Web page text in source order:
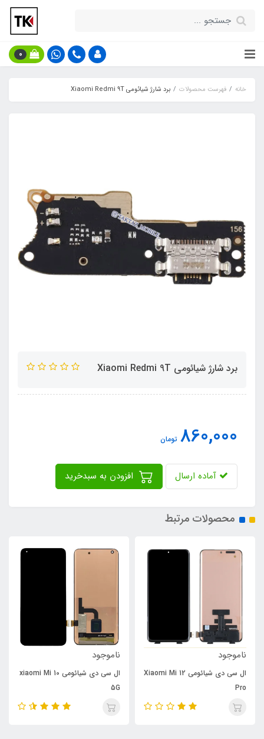
0
خانه فهرست محصولات برد شارژ شیائومی Xiaomi Redmi 9T
برد شارژ شیائومی Xiaomi Redmi 9T
860,000 تومان
آماده ارسال
محصولات مرتبط
ناموجود
ال سی دی شیائومی Xiaomi Mi 12
Pro
ناموجود
ال سی دی شیائومی xiaomi Mi 10
5G